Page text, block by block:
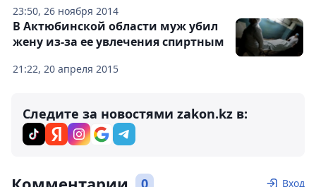
23:50, 26 ноября 2014
21:22, 20 апреля 2015
В Актюбинской области муж убил
жену из-за ее увлечения спиртным
Следите за новостями zakon.kz в:
0 Вход